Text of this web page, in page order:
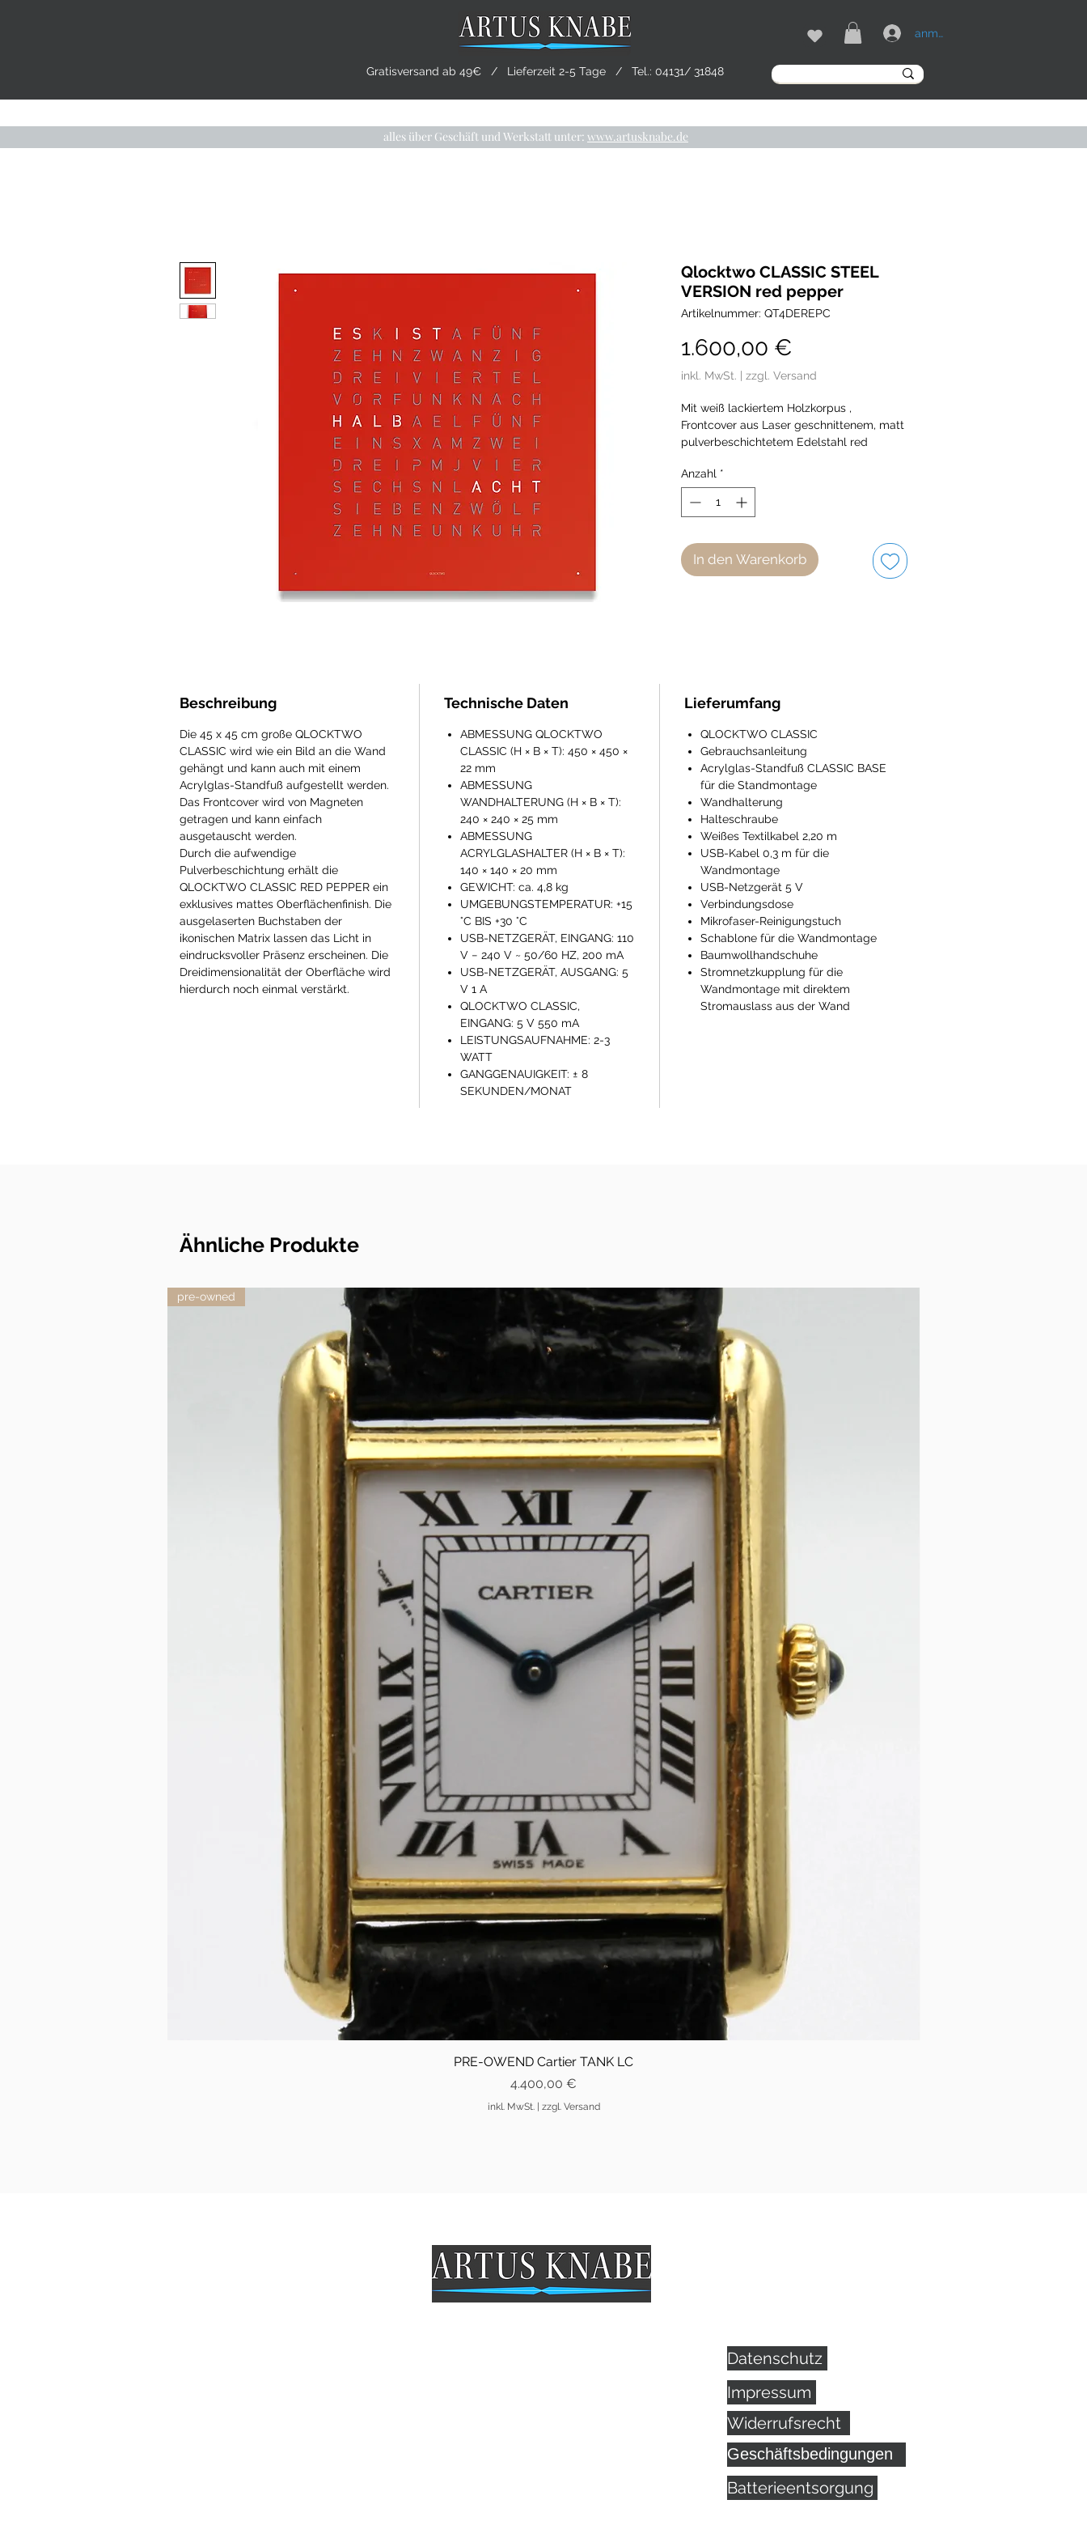
Gratisversand ab 49€ / Lieferzeit 2-5 Tage / Tel.: 04131/ 31848
anmelden
alles über Geschäft und Werkstatt unter: www.artusknabe.de
Qlocktwo CLASSIC STEEL
VERSION red pepper
Artikelnummer: QT4DEREPC
1.600,00 €
inkl. MwSt. zzgl. Versand
Mit weiß lackiertem Holzkorpus ,
Frontcover aus Laser geschnittenem, matt
pulverbeschichtetem Edelstahl red
Germany.
Anzahl *
In den Warenkorb
Beschreibung
Die 45 x 45 cm große QLOCKTWO
CLASSIC wird wie ein Bild an die Wand
gehängt und kann auch mit einem
Acrylglas-Standfuß aufgestellt werden.
Das Frontcover wird von Magneten
getragen und kann einfach
ausgetauscht werden.
Durch die aufwendige
Pulverbeschichtung erhält die
QLOCKTWO CLASSIC RED PEPPER ein
exklusives mattes Oberflächenfinish. Die
ausgelaserten Buchstaben der
ikonischen Matrix lassen das Licht in
eindrucksvoller Präsenz erscheinen. Die
Dreidimensionalität der Oberfläche wird
hierdurch noch einmal verstärkt.
Technische Daten
ABMESSUNG QLOCKTWO
CLASSIC (H × B × T): 450 × 450 ×
22 mm
ABMESSUNG
WANDHALTERUNG (H × B × T):
240 × 240 × 25 mm
ABMESSUNG
ACRYLGLASHALTER (H × B × T):
140 × 140 × 20 mm
GEWICHT: ca. 4,8 kg
UMGEBUNGSTEMPERATUR: +15
°C BIS +30 °C
USB-NETZGERÄT, EINGANG: 110
V − 240 V ~ 50/60 HZ, 200 mA
USB-NETZGERÄT, AUSGANG: 5
V 1 A
QLOCKTWO CLASSIC,
EINGANG: 5 V 550 mA
LEISTUNGSAUFNAHME: 2-3
WATT
GANGGENAUIGKEIT: ± 8
SEKUNDEN/MONAT
Lieferumfang
QLOCKTWO CLASSIC
Gebrauchsanleitung
Acrylglas-Standfuß CLASSIC BASE
für die Standmontage
Wandhalterung
Halteschraube
Weißes Textilkabel 2,20 m
USB-Kabel 0,3 m für die
Wandmontage
USB-Netzgerät 5 V
Verbindungsdose
Mikrofaser-Reinigungstuch
Schablone für die Wandmontage
Baumwollhandschuhe
Stromnetzkupplung für die
Wandmontage mit direktem
Stromauslass aus der Wand
Ähnliche Produkte
pre-owned
PRE-OWEND Cartier TANK LC
Preis
4.400,00 €
inkl. MwSt.| zzgl. Versand
Datenschutz
Impressum
Widerrufsrecht
Geschäftsbedingungen
Batterieentsorgung